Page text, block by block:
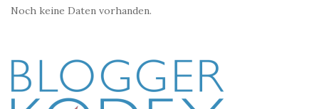
Noch keine Daten vorhanden.